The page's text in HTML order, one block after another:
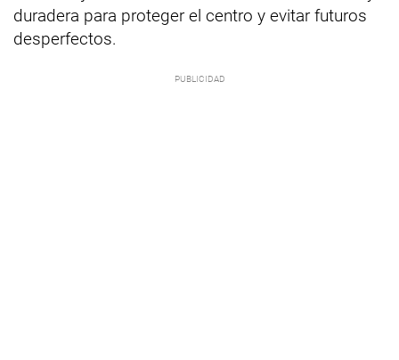
duradera para proteger el centro y evitar futuros
desperfectos.